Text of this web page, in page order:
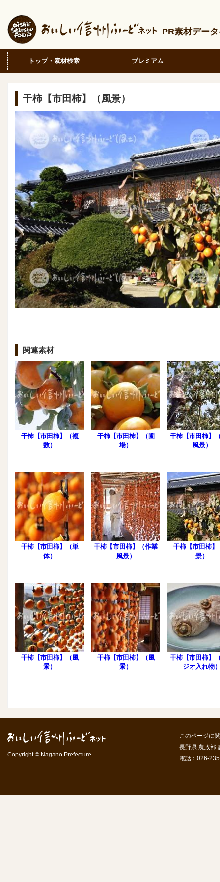
PR素材デー
トップ・素材検索 プレミアム
干柿【市田柿】（風景）
関連素材
干柿【市田柿】（複
数）
干柿【市田柿】（圃
場）
干柿【市田柿】
風景）
干柿【市田柿】（単
体）
干柿【市田柿】（作業
風景）
干柿【市田柿】
景）
干柿【市田柿】（風
景）
干柿【市田柿】（風
景）
干柿【市田柿】
ジオ入れ物
Copyright © Nagano Prefecture.
このページに
長野県 農政部
電話：026-